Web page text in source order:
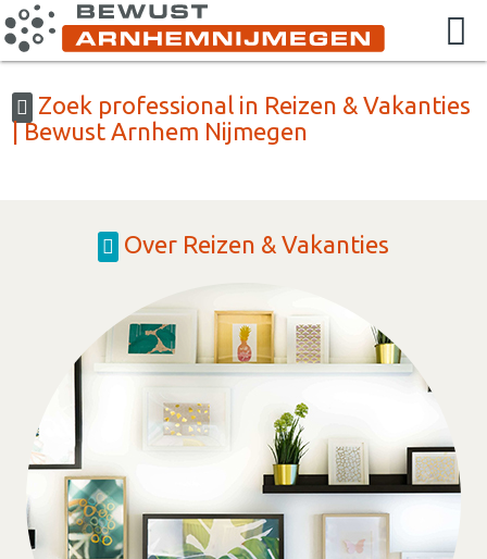
Zoek professional in Reizen & Vakanties
| Bewust Arnhem Nijmegen
Over Reizen & Vakanties